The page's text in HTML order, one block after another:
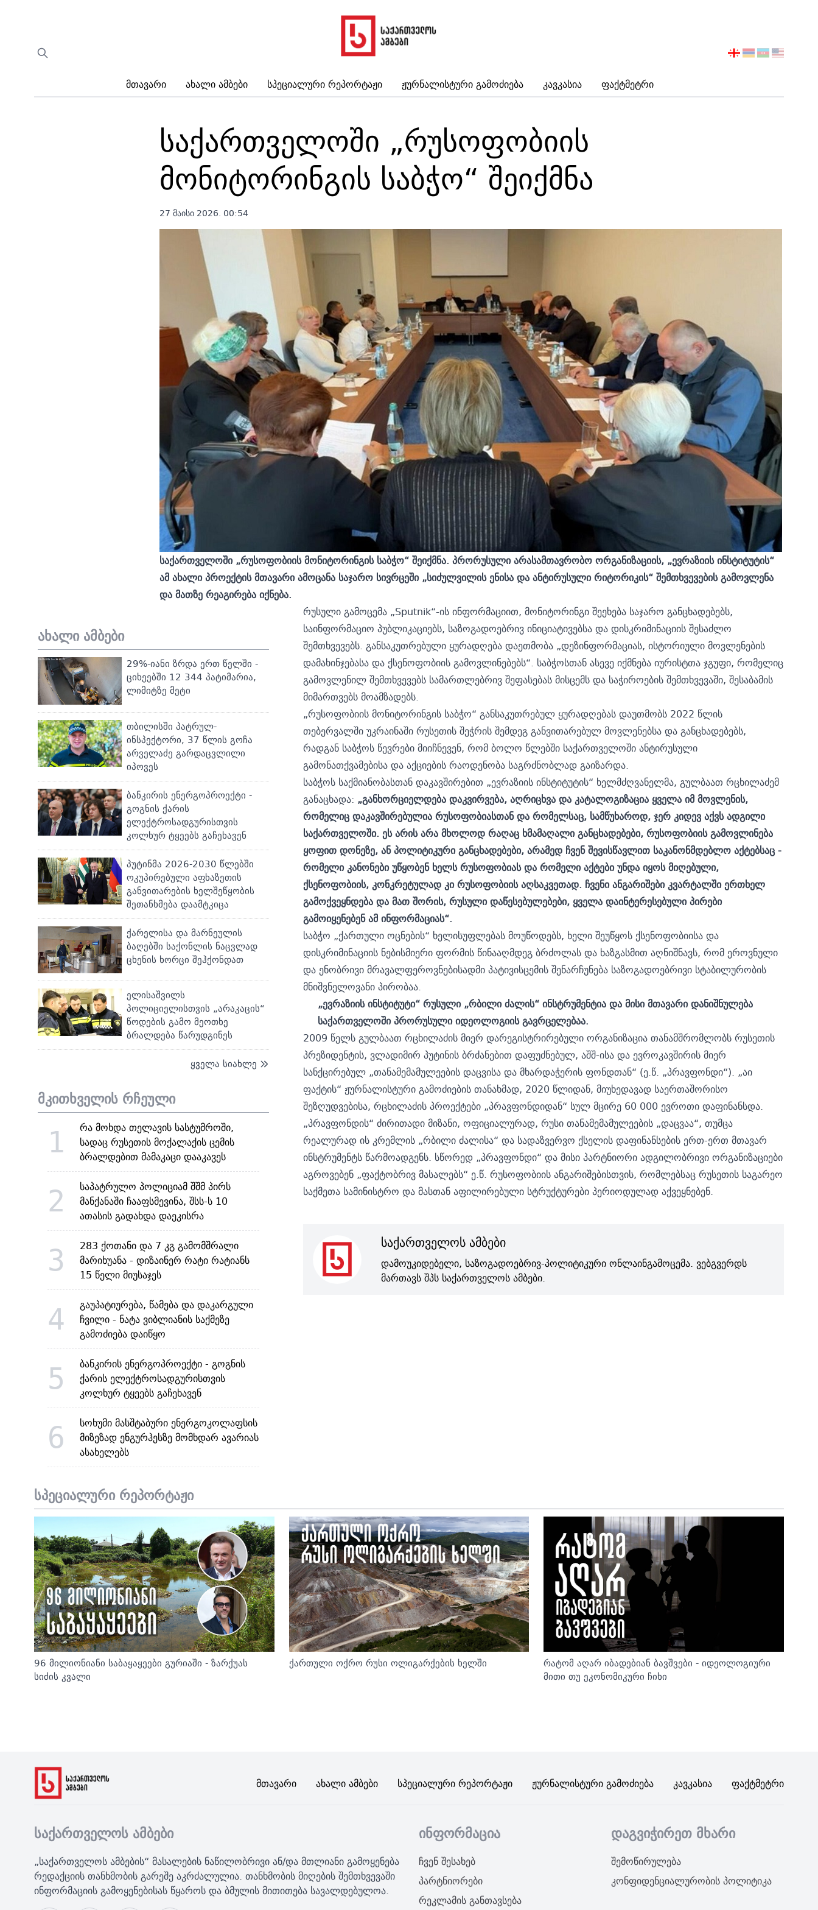
Მთავარი Ახალი Ამბები Სპეციალური Რეპორტაჟი Ჟურნალისტური Გამოძიება Კავკასია Ფაქტმეტრი
აირჩიეთ
საქართველოში „რუსოფობიის
მონიტორინგის საბჭო“ შეიქმნა
27 მაისი 2026. 00:54
საქართველოში „რუსოფობიის მონიტორინგის საბჭო“ შეიქმნა. პრორუსული არასამთავრობო ორგანიზაციის, „ევრაზიის ინსტიტუტის“
ამ ახალი პროექტის მთავარი ამოცანა საჯარო სივრცეში „სიძულვილის ენისა და ანტირუსული რიტორიკის“ შემთხვევების გამოვლენა
და მათზე რეაგირება იქნება.
ახალი ამბები
29%-იანი ზრდა ერთ წელში -
ციხეებში 12 344 პატიმარია,
ლიმიტზე მეტი
თბილისში პატრულ-
ინსპექტორი, 37 წლის გოჩა
არველაძე გარდაცვლილი
იპოვეს
ბანკირის ენერგოპროექტი -
გოგნის ქარის
ელექტროსადგურისთვის
კოლხურ ტყეებს გაჩეხავენ
პუტინმა 2026-2030 წლებში
ოკუპირებული აფხაზეთის
განვითარების ხელშეწყობის
შეთანხმება დაამტკიცა
ქარელისა და მარნეულის
ბაღებში საქონლის ნაცვლად
ცხენის ხორცი შეჰქონდათ
ელისაშვილს
პოლიციელისთვის „არაკაცის“
წოდების გამო მეოთხე
ბრალდება წარუდგინეს
ყველა სიახლე
მკითხველის რჩეული
1
რა მოხდა თელავის სასტუმროში,
სადაც რუსეთის მოქალაქის ცემის
ბრალდებით მამაკაცი დააკავეს
2
საპატრულო პოლიციამ შშმ პირს
მანქანაში ჩააფსმევინა, შსს-ს 10
ათასის გადახდა დაეკისრა
3
283 ქოთანი და 7 კგ გამომშრალი
მარიხუანა - დიზაინერ რატი რატიანს
15 წელი მიუსაჯეს
4
გაუპატიურება, წამება და დაკარგული
ჩვილი - ნატა ვიბლიანის საქმეზე
გამოძიება დაიწყო
5
ბანკირის ენერგოპროექტი - გოგნის
ქარის ელექტროსადგურისთვის
კოლხურ ტყეებს გაჩეხავენ
6
სოხუმი მასშტაბური ენერგოკოლაფსის
მიზეზად ენგურჰესზე მომხდარ ავარიას
ასახელებს
რუსული გამოცემა „Sputnik“-ის ინფორმაციით, მონიტორინგი შეეხება საჯარო განცხადებებს,
საინფორმაციო პუბლიკაციებს, საზოგადოებრივ ინიციატივებსა და დისკრიმინაციის შესაძლო
შემთხვევებს. განსაკუთრებული ყურადღება დაეთმობა „დეზინფორმაციას, ისტორიული მოვლენების
დამახინჯებასა და ქსენოფობიის გამოვლინებებს“. საბჭოსთან ასევე იქმნება იურისტთა ჯგუფი, რომელიც
გამოვლენილ შემთხვევებს სამართლებრივ შეფასებას მისცემს და საჭიროების შემთხვევაში, შესაბამის
მიმართვებს მოამზადებს.
„რუსოფობიის მონიტორინგის საბჭო“ განსაკუთრებულ ყურადღებას დაუთმობს 2022 წლის
თებერვალში უკრაინაში რუსეთის შეჭრის შემდეგ განვითარებულ მოვლენებსა და განცხადებებს,
რადგან საბჭოს წევრები მიიჩნევენ, რომ ბოლო წლებში საქართველოში ანტირუსული
გამონათქვამებისა და აქციების რაოდენობა საგრძნობლად გაიზარდა.
საბჭოს საქმიანობასთან დაკავშირებით „ევრაზიის ინსტიტუტის“ ხელმძღვანელმა, გულბაათ რცხილაძემ
განაცხადა: „განხორციელდება დაკვირვება, აღრიცხვა და კატალოგიზაცია ყველა იმ მოვლენის,
რომელიც დაკავშირებულია რუსოფობიასთან და რომელსაც, სამწუხაროდ, ჯერ კიდევ აქვს ადგილი
საქართველოში. ეს არის არა მხოლოდ რაღაც ხმამაღალი განცხადებები, რუსოფობიის გამოვლინება
ყოფით დონეზე, ან პოლიტიკური განცხადებები, არამედ ჩვენ შევისწავლით საკანონმდებლო აქტებსაც -
რომელი კანონები უწყობენ ხელს რუსოფობიას და რომელი აქტები უნდა იყოს მიღებული,
ქსენოფობიის, კონკრეტულად კი რუსოფობიის აღსაკვეთად. ჩვენი ანგარიშები კვარტალში ერთხელ
გამოქვეყნდება და მათ შორის, რუსული დაწესებულებები, ყველა დაინტერესებული პირები
გამოიყენებენ ამ ინფორმაციას“.
საბჭო „ქართული ოცნების“ ხელისუფლებას მოუწოდებს, ხელი შეუწყოს ქსენოფობიისა და
დისკრიმინაციის ნებისმიერი ფორმის წინააღმდეგ ბრძოლას და ხაზგასმით აღნიშნავს, რომ ეროვნული
და ენობრივი მრავალფეროვნებისადმი პატივისცემის შენარჩუნება საზოგადოებრივი სტაბილურობის
მნიშვნელოვანი პირობაა.
„ევრაზიის ინსტიტუტი“ რუსული „რბილი ძალის“ ინსტრუმენტია და მისი მთავარი დანიშნულება
საქართველოში პრორუსული იდეოლოგიის გავრცელებაა.
2009 წელს გულბაათ რცხილაძის მიერ დარეგისტრირებული ორგანიზაცია თანამშრომლობს რუსეთის
პრეზიდენტის, ვლადიმირ პუტინის ბრძანებით დაფუძნებულ, აშშ-ისა და ევროკავშირის მიერ
სანქცირებულ „თანამემამულეების დაცვისა და მხარდაჭერის ფონდთან“ (ე.წ. „პრავფონდი“). „აი
ფაქტის“ ჟურნალისტური გამოძიების თანახმად, 2020 წლიდან, მიუხედავად საერთაშორისო
შეზღუდვებისა, რცხილაძის პროექტები „პრავფონდიდან“ სულ მცირე 60 000 ევროთი დაფინანსდა.
„პრავფონდის“ ძირითადი მიზანი, ოფიციალურად, რუსი თანამემამულეების „დაცვაა“, თუმცა
რეალურად ის კრემლის „რბილი ძალისა“ და სადაზვერვო ქსელის დაფინანსების ერთ-ერთ მთავარ
ინსტრუმენტს წარმოადგენს. სწორედ „პრავფონდი“ და მისი პარტნიორი ადგილობრივი ორგანიზაციები
აგროვებენ „ფაქტობრივ მასალებს“ ე.წ. რუსოფობიის ანგარიშებისთვის, რომლებსაც რუსეთის საგარეო
საქმეთა სამინისტრო და მასთან აფილირებული სტრუქტურები პერიოდულად აქვეყნებენ.
საქართველოს ამბები
დამოუკიდებელი, საზოგადოებრივ-პოლიტიკური ონლაინგამოცემა. ვებგვერდს
მართავს შპს საქართველოს ამბები.
სპეციალური რეპორტაჟი
96 მილიონიანი საბაყაყეები გურიაში - ზარქუას
სიძის კვალი
ქართული ოქრო რუსი ოლიგარქების ხელში
რატომ აღარ იბადებიან ბავშვები - იდეოლოგიური
მითი თუ ეკონომიკური ჩიხი
Მთავარი Ახალი Ამბები Სპეციალური Რეპორტაჟი Ჟურნალისტური Გამოძიება Კავკასია Ფაქტმეტრი
საქართველოს ამბები
„საქართველოს ამბების“ მასალების ნაწილობრივი ან/და მთლიანი გამოყენება
რედაქციის თანხმობის გარეშე აკრძალულია. თანხმობის მიღების შემთხვევაში
ინფორმაციის გამოყენებისას წყაროს და ბმულის მითითება სავალდებულოა.
ინფორმაცია
ჩვენ შესახებ
პარტნიორები
რეკლამის განთავსება
დაგვიჭირეთ მხარი
შემოწირულება
კონფიდენციალურობის პოლიტიკა